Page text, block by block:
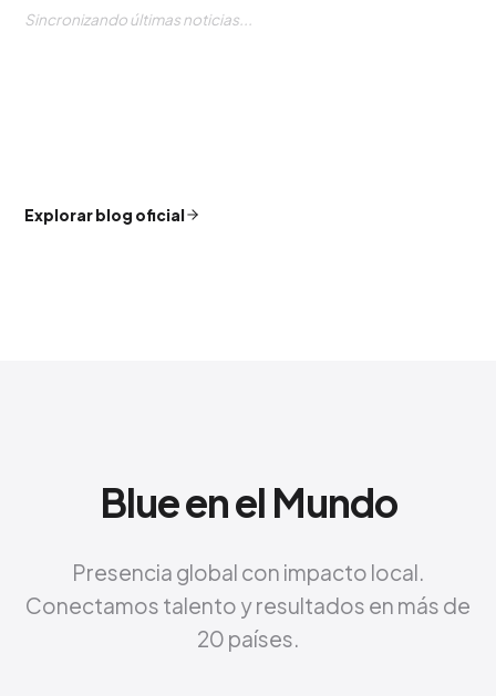
Sincronizando últimas noticias...
Explorar blog oficial
Blue en el Mundo
Presencia global con impacto local.
Conectamos talento y resultados en más de
20 países.